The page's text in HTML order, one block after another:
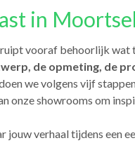
in
vooraf behoorlijk wat
de opmeting, de
we volgens vijf
onze showrooms om
jouw verhaal tijdens een